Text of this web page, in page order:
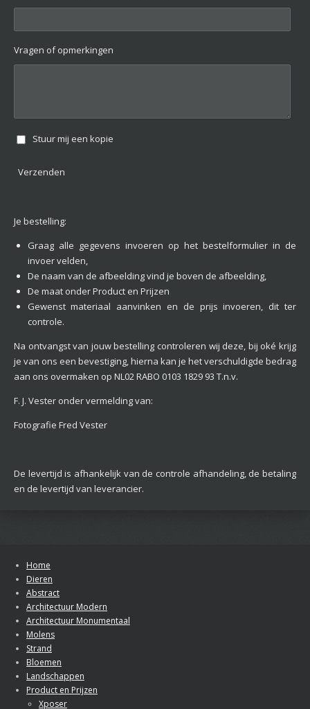
Vragen of opmerkingen
Stuur mij een kopie
Verzenden
Je bestelling:
Graag alle gegevens invoeren op het bestelformulier in de
invoer velden,
De naam van de afbeelding vind je boven de afbeelding,
De maat onder Product en Prijzen
Gewenst materiaal aanvinken en de prijs invoeren, dit ter
controle.
Na ontvangst van jouw bestelling controleren wij deze, bij oké krijg
je van ons een bevestiging, hierna kan je het verschuldigde bedrag
aan ons overmaken op NL02 RABO 0103 1829 93 T.n.v.
F. J. Vester onder vermelding van:
Fotografie Fred Vester
De levertijd is afhankelijk van de controle afhandeling, de betaling
en de levertijd van leverancier.
Home
Dieren
Abstract
Architectuur Modern
Architectuur Monumentaal
Molens
Strand
Bloemen
Landschappen
Product en Prijzen
Xposer